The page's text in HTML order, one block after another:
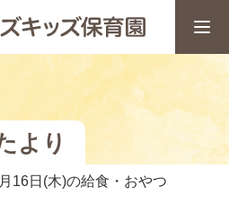
より
16日(木)の給食・おやつ